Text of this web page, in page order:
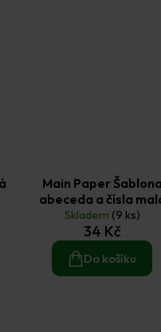
Main Paper Šablona
abeceda a čísla
Skladem (9 ks)
34 Kč
Do košíku